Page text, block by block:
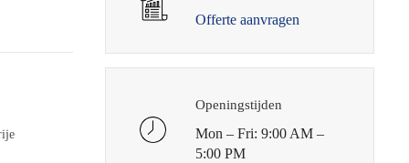
Offerte aanvragen
Openingstijden
Mon – Fri: 9:00 AM –
5:00 PM